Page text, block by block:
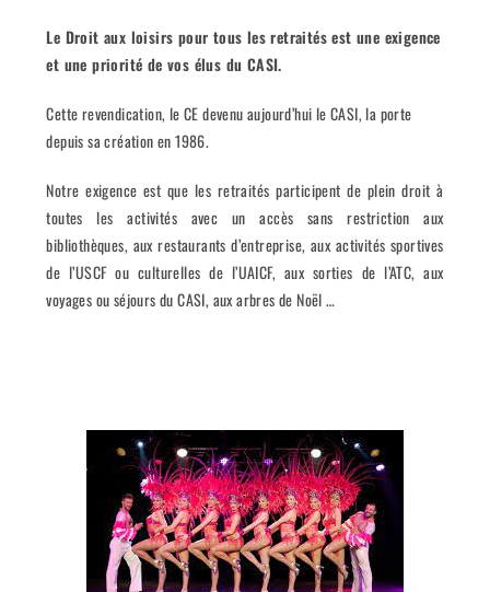
Le Droit aux loisirs pour tous les retraités est une exigence
et une priorité de vos élus du CASI.
Cette revendication, le CE devenu aujourd’hui le CASI, la porte
depuis sa création en 1986.
Notre exigence est que les retraités participent de plein droit à
toutes les activités avec un accès sans restriction aux
bibliothèques, aux restaurants d’entreprise, aux activités sportives
de l’USCF ou culturelles de l’UAICF, aux sorties de l’ATC, aux
voyages ou séjours du CASI, aux arbres de Noël …